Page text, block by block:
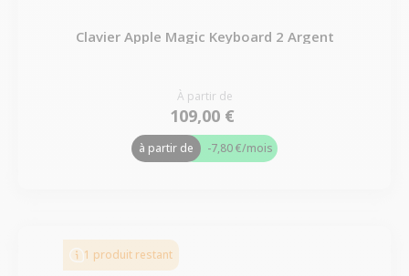
Clavier Apple Magic Keyboard 2 Argent
À partir de
109,00 €
à partir de -7,80 €/mois
1 produit restant